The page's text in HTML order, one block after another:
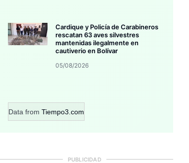
Cardique y Policía de Carabineros
rescatan 63 aves silvestres
mantenidas ilegalmente en
cautiverio en Bolívar
05/08/2026
Data from Tiempo3.com
PUBLICIDAD